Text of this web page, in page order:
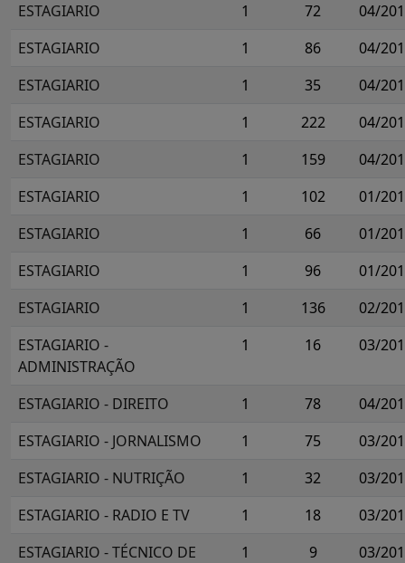
ESTAGIARIO 1 72
04/
ESTAGIARIO
1 86
04/
ESTAGIARIO
1 35
04/
ESTAGIARIO
1 222
04/
ESTAGIARIO
1 159
04/
ESTAGIARIO
1 102
01/
ESTAGIARIO
1 66
01/
ESTAGIARIO
1 96
01/
ESTAGIARIO
1 136
02/
ESTAGIARIO -
ADMINISTRAÇÃO
1 16 03/
ESTAGIARIO - DIREITO 1 78
04/
ESTAGIARIO - JORNALISMO
1 75
03/
ESTAGIARIO - NUTRIÇÃO
1 32
03/
ESTAGIARIO - RADIO E TV
1 18
03/
ESTAGIARIO - TÉCNICO DE
1 9 03/